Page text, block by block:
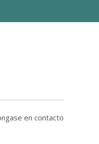
en contacto